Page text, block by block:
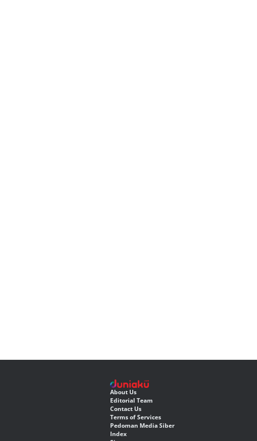
About Us
Editorial Team
Contact Us
Terms of Services
Pedoman Media Siber
Index